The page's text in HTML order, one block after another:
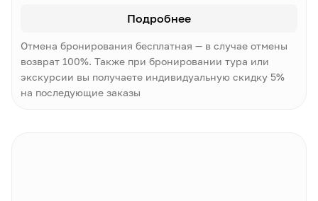
Подробнее
Отмена бронирования бесплатная — в случае отмены
возврат 100%. Также при бронировании тура или
экскурсии вы получаете индивидуальную скидку 5%
на последующие заказы